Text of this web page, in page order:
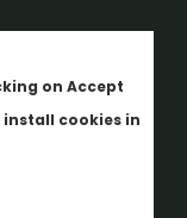
on Accept
cookies in